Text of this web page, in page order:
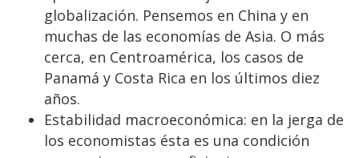
globalización. Pensemos en China y en
muchas de las economías de Asia. O más
cerca, en Centroamérica, los casos de
Panamá y Costa Rica en los últimos diez
años.
Estabilidad macroeconómica: en la jerga de
los economistas ésta es una condición